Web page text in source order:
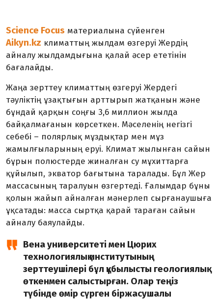
Science Focus материалына сүйенген
Aikyn.kz климаттың жылдам өзгеруі Жердің
айналу жылдамдығына қалай әсер ететінін
бағалайды.
Жаңа зерттеу климаттың өзгеруі Жердегі
тәуліктің ұзақтығын арттырып жатқанын және
бұндай қарқын соңғы 3,6 миллион жылда
байқалмағанын көрсеткен. Мәселенің негізгі
себебі – полярлық мұздықтар мен мұз
жамылғыларының еруі. Климат жылынған сайын
бұрын полюстерде жиналған су мұхиттарға
құйылып, экватор бағытына таралады. Бұл Жер
массасының таралуын өзгертеді. Ғалымдар бұны
қолын жайып айналған мәнерлеп сырғанаушыға
ұқсатады: масса сыртқа қарай тараған сайын
айналу баяулайды.
Вена университеті мен Цюрих
технологиялық институтының
зерттеушілері бұл құбылысты геологиялық
өткенмен салыстырған. Олар теңіз
түбінде өмір сүрген біржасушалы